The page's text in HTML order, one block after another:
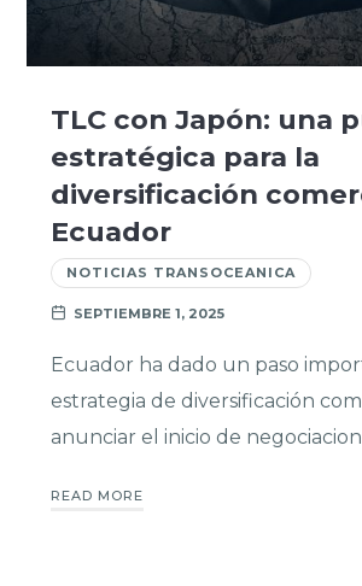
TLC con Japón: una
estratégica para la
diversificación
Ecuador
NOTICIAS TRANSOCEANICA
SEPTIEMBRE 1, 2025
Ecuador ha dado un paso
estrategia de diversificación
anunciar el inicio de
READ MORE